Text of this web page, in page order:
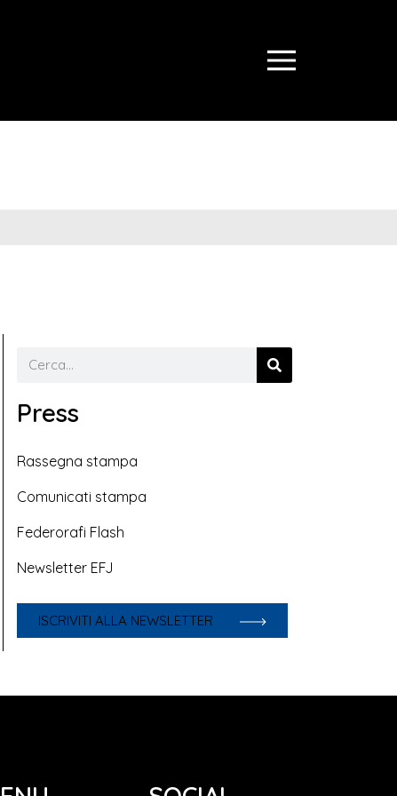
Press
Rassegna stampa
Comunicati stampa
Federorafi Flash
Newsletter EFJ
ISCRIVITI ALLA NEWSLETTER